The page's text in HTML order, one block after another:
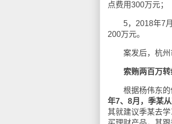
点费用300万元；
5，2018年7月
200万元。
案发后，杭州市
索贿两百万
根据杨伟东的供
年7、8月，季某
其就建议季某去